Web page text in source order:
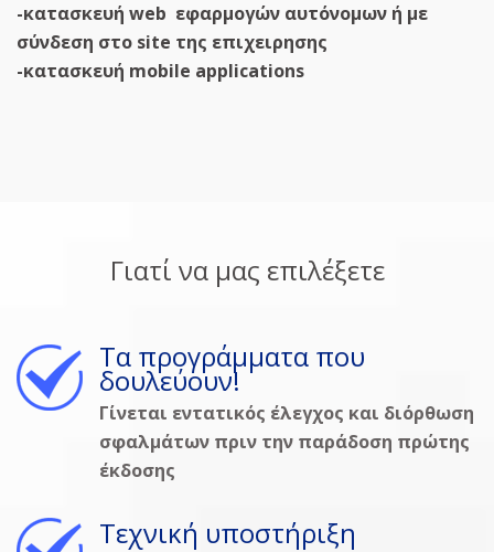
-κατασκευή web εφαρμογών αυτόνομων ή με
σύνδεση στο site της επιχειρησης
-κατασκευή mobile applications
Γιατί να μας επιλέξετε
Τα προγράμματα που
δουλεύουν!
Γίνεται εντατικός έλεγχος και διόρθωση
σφαλμάτων πριν την παράδοση πρώτης
έκδοσης
Τεχνική υποστήριξη